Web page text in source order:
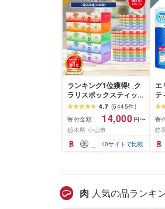
ランキング1位獲得! _ク
ラリスボックスティッシ
ュ60箱(1箱220組(440
枚))(5個入り×12セット)_
ティッシュ ティッシュ
ペーパー 日用品 常備品
生活用品 まとめ買い [配
送不可地域:離島・沖縄
4.7 (5445件)
寄付金額
14,000 円〜
栃木県 小山市
10サイトで比較
エ
テ
シ
ト
寄
静
肉 人気の品ランキ